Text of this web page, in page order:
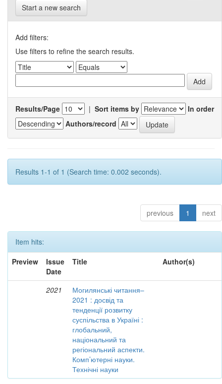
Start a new search
Add filters:
Use filters to refine the search results.
Results/Page | Sort items by
In order
Authors/record
Results 1-1 of 1 (Search time: 0.002 seconds).
previous 1 next
Item hits:
Preview
Issue
Date
Title Author(s)
2021
Могилянські читання–
2021 : досвід та
тенденції розвитку
суспільства в Україні :
глобальний,
національний та
регіональний аспекти.
Комп’ютерні науки.
Технічні науки